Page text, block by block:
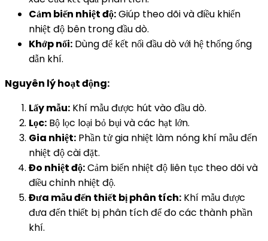
Cảm biến nhiệt độ:Giúp theo dõi và điều khiển
nhiệt độ bên trong đầu dò.
Khớp nối: Dùng để kết nối đầu dò với hệ thống ống
dẫn khí.
Nguyên lý hoạt động:
Lấy mẫu: Khí mẫu được hút vào đầu dò.
Lọc: Bộ lọc loại bỏ bụi và các hạt lớn.
Gia nhiệt: Phần tử gia nhiệt làm nóng khí mẫu đến
nhiệt độ cài đặt.
Đo nhiệt độ:Cảm biến nhiệt độ liên tục theo dõi và
điều chỉnh nhiệt độ.
Đưa mẫu đến thiết bị phân tích: Khí mẫu được
đưa đến thiết bị phân tích để đo các thành phần
khí.